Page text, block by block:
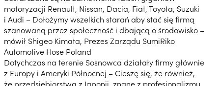
motoryzacji Renault, Nissan, Dacia, Fiat, Toyota, Suzuki
i Audi – Dołożymy wszelkich starań aby stać się firmą
szanowaną przez społeczność i dbającą o środowisko –
mówił Shigeo Kimata, Prezes Zarządu SumiRiko
Automotive Hose Poland
Dotychczas na terenie Sosnowca działały firmy głównie
z Europy i Ameryki Północnej – Cieszę się, że również,
że przedsiębiorstwa z Japonii, znane z profesjonalizmu